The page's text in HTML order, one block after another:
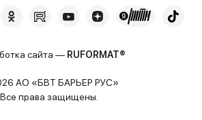
сайта — RUFORMAT®
АО «БВТ БАРЬЕР РУС»
Все права защищены.